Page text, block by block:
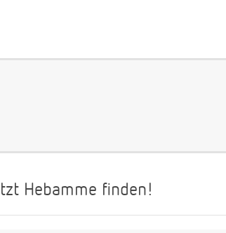
Hebamme finden!